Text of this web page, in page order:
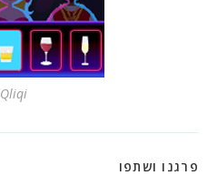
Qliqi
פרגנו ושתפו